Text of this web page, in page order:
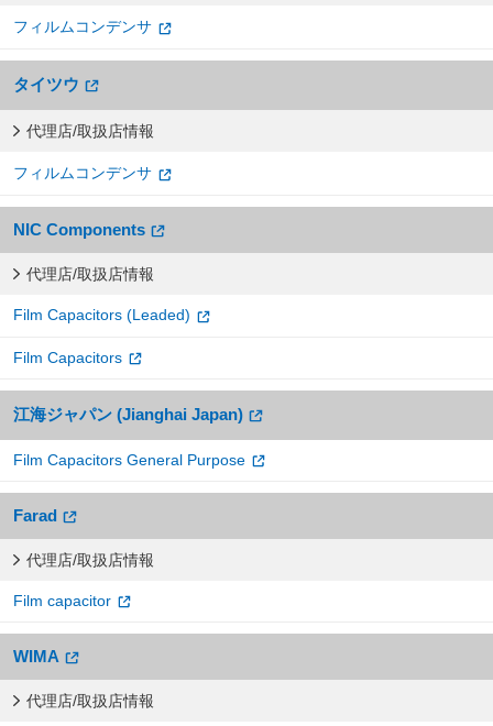
フィルムコンデンサ
タイツウ
代理店/取扱店情報
フィルムコンデンサ
NIC Components
代理店/取扱店情報
Film Capacitors (Leaded)
Film Capacitors
江海ジャパン (Jianghai Japan)
Film Capacitors General Purpose
Farad
代理店/取扱店情報
Film capacitor
WIMA
代理店/取扱店情報